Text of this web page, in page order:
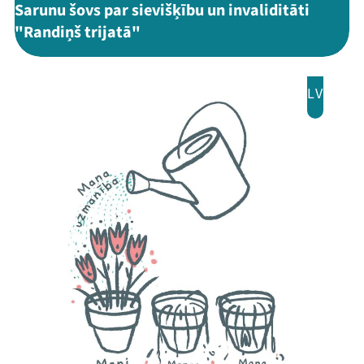
Programma
Viņi bija LAMPĀ 2026
Jaunumi
Ziedo
Veikals
Kontakti
Sarunu šovs par sievišķību un invaliditāti
"Randiņš trijatā"
LV